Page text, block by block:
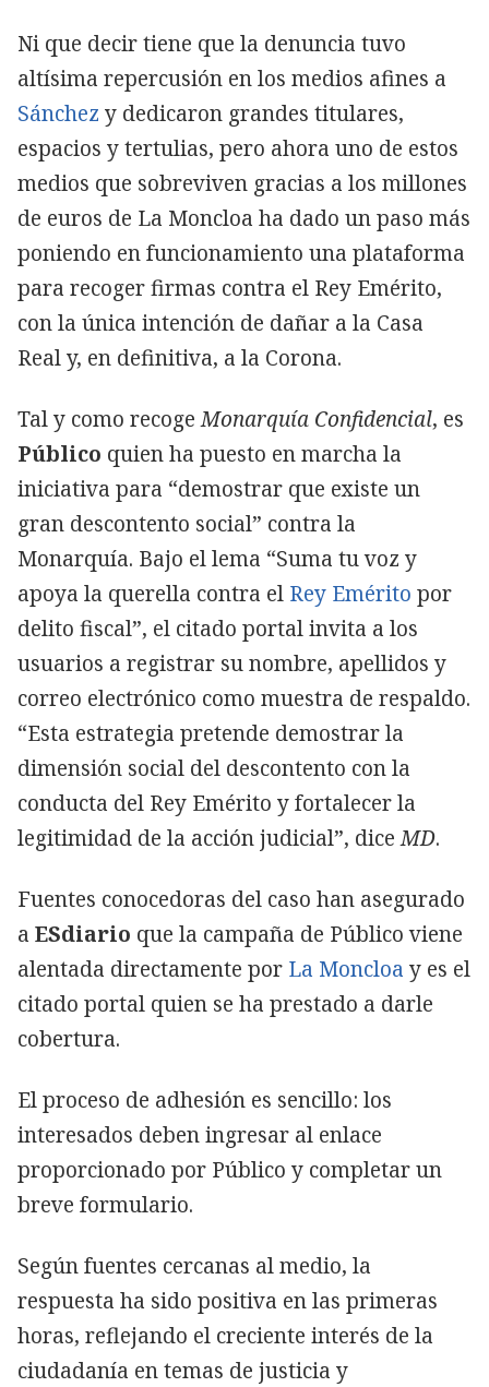
Ni que decir tiene que la denuncia tuvo
altísima repercusión en los medios afines a
Sánchez y dedicaron grandes titulares,
espacios y tertulias, pero ahora uno de estos
medios que sobreviven gracias a los millones
de euros de La Moncloa ha dado un paso más
poniendo en funcionamiento una plataforma
para recoger firmas contra el Rey Emérito,
con la única intención de dañar a la Casa
Real y, en definitiva, a la Corona.
Tal y como recogeMonarquía Confidencial, es
Público quien ha puesto en marcha la
iniciativa para “demostrar que existe un
gran descontento social” contra la
Monarquía. Bajo el lema “Suma tu voz y
apoya la querella contra el Rey Emérito por
delito fiscal”, el citado portal invita a los
usuarios a registrar su nombre, apellidos y
correo electrónico como muestra de respaldo.
“Esta estrategia pretende demostrar la
dimensión social del descontento con la
conducta del Rey Emérito y fortalecer la
legitimidad de la acción judicial”, diceMD.
Fuentes conocedoras del caso han asegurado
a ESdiario que la campaña de Público viene
alentada directamente por La Moncloa y es el
citado portal quien se ha prestado a darle
cobertura.
El proceso de adhesión es sencillo: los
interesados deben ingresar al enlace
proporcionado por Público y completar un
breve formulario.
Según fuentes cercanas al medio, la
respuesta ha sido positiva en las primeras
horas, reflejando el creciente interés de la
ciudadanía en temas de justicia y